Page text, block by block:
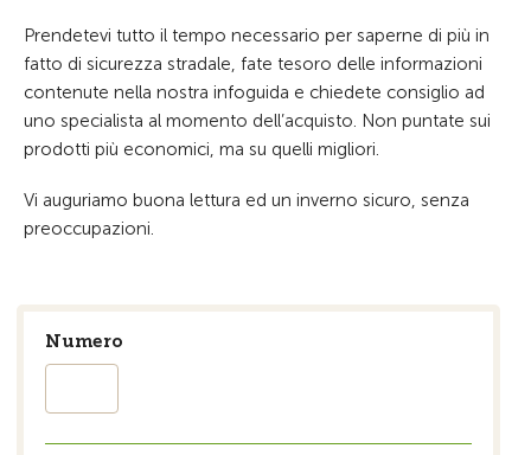
Prendetevi tutto il tempo necessario per saperne di più in
fatto di sicurezza stradale, fate tesoro delle informazioni
contenute nella nostra infoguida e chiedete consiglio ad
uno specialista al momento dell’acquisto. Non puntate sui
prodotti più economici, ma su quelli migliori.
Vi auguriamo buona lettura ed un inverno sicuro, senza
preoccupazioni.
Numero